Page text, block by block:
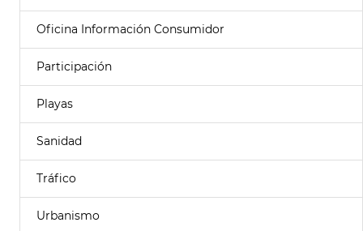
Oficina Información Consumidor
Participación
Playas
Sanidad
Tráfico
Urbanismo